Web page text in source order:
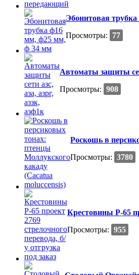
Эбонитовая
Просмотры:
77
Автоматы защиты
Просмотры: 908
Роскошь в
Просмотры: 3780
Крестовины Р-65
Просмотры: 955